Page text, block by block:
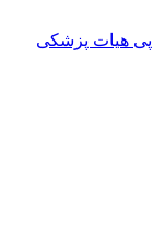
هیات پزشکی